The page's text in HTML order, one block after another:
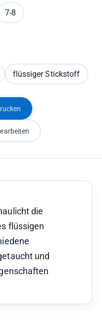
7-8
flüssiger Stickstoff
die
flüssigen
und